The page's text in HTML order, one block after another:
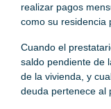
realizar pagos
como su residencia
Cuando el
saldo pendiente de
de la vivienda, y
deuda pertenece al